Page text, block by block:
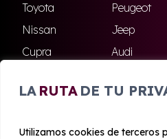
LA RUTA DE TU
Utilizamos cookies de terceros
Toyota
Peugeot
Nissan
Jeep
Cupra
Audi
Skoda
Ford